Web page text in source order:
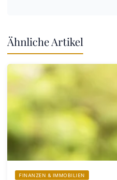
Ähnliche Artikel
FINANZEN & IMMOBILIEN